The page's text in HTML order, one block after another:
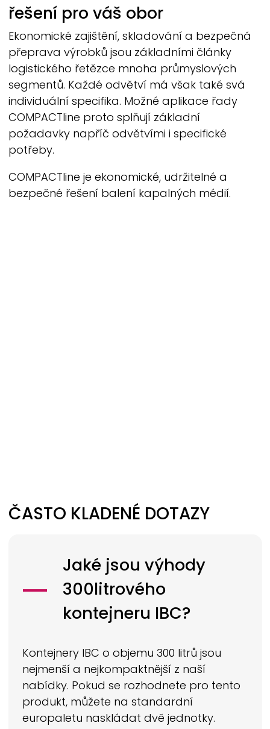
řešení pro váš obor
Ekonomické zajištění, skladování a bezpečná
přeprava výrobků jsou základními články
logistického řetězce mnoha průmyslových
segmentů. Každé odvětví má však také svá
individuální specifika. Možné aplikace řady
COMPACTline proto splňují základní
požadavky napříč odvětvími i specifické
potřeby.
COMPACTline je ekonomické, udržitelné a
bezpečné řešení balení kapalných médií.
ČASTO KLADENÉ DOTAZY
Jaké jsou výhody
300litrového
kontejneru IBC?
Kontejnery IBC o objemu 300 litrů jsou
nejmenší a nejkompaktnější z naší
nabídky. Pokud se rozhodnete pro tento
produkt, můžete na standardní
europaletu naskládat dvě jednotky.